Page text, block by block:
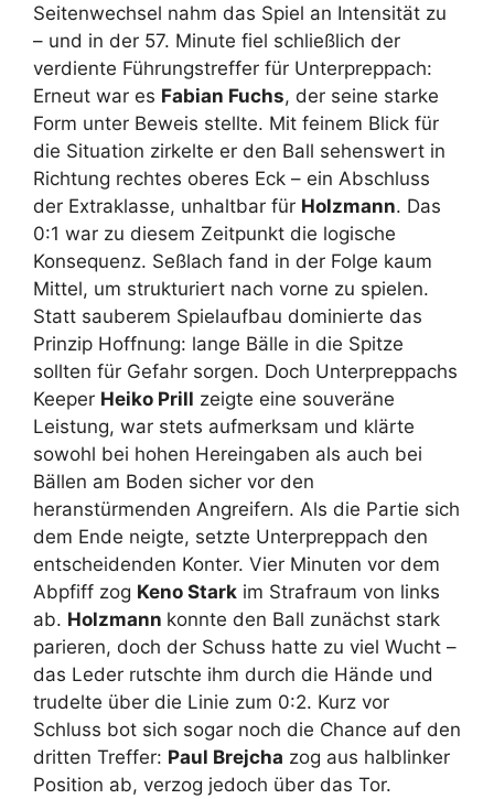
Seitenwechsel nahm das Spiel an Intensität zu
– und in der 57. Minute fiel schließlich der
verdiente Führungstreffer für Unterpreppach:
Erneut war es Fabian Fuchs, der seine starke
Form unter Beweis stellte. Mit feinem Blick für
die Situation zirkelte er den Ball sehenswert in
Richtung rechtes oberes Eck – ein Abschluss
der Extraklasse, unhaltbar für Holzmann. Das
0:1 war zu diesem Zeitpunkt die logische
Konsequenz. Seßlach fand in der Folge kaum
Mittel, um strukturiert nach vorne zu spielen.
Statt sauberem Spielaufbau dominierte das
Prinzip Hoffnung: lange Bälle in die Spitze
sollten für Gefahr sorgen. Doch Unterpreppachs
Keeper Heiko Prill zeigte eine souveräne
Leistung, war stets aufmerksam und klärte
sowohl bei hohen Hereingaben als auch bei
Bällen am Boden sicher vor den
heranstürmenden Angreifern. Als die Partie sich
dem Ende neigte, setzte Unterpreppach den
entscheidenden Konter. Vier Minuten vor dem
Abpfiff zog Keno Stark im Strafraum von links
ab. Holzmann konnte den Ball zunächst stark
parieren, doch der Schuss hatte zu viel Wucht –
das Leder rutschte ihm durch die Hände und
trudelte über die Linie zum 0:2. Kurz vor
Schluss bot sich sogar noch die Chance auf den
dritten Treffer: Paul Brejcha zog aus halblinker
Position ab, verzog jedoch über das Tor.